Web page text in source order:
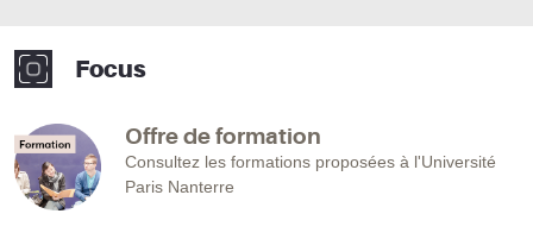
Focus
Offre de formation
Consultez les formations proposées à l'Université
Paris Nanterre